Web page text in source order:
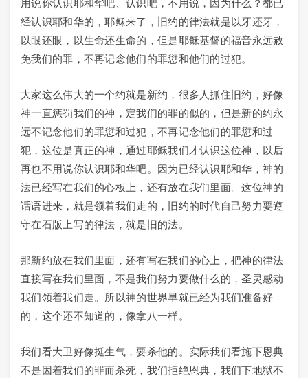
用说你认识耶和华吧、认识吧，不用说，因为什么？都已
经认识耶和华的，耶稣来了，旧约的律法就是以牙还牙，
以眼还眼，以生命还生命的，但是耶稣基督的福音永远赦
免我们的罪，不再记念他们的罪愆和他们的过犯。
大家这么伟大的一个约就是新约，很多人抓住旧约，好像
神一直惩罚我们的神，定我们的罪的似的，但是新的约永
远不记念他们的罪愆和过犯，不再记念他们的罪愆和过
犯，这位是真正的神，通过耶稣我们才认识这位神，以后
再也不用说你认识耶和华吧。因为已经认识耶和华，神的
法已经写在我们的心板上，还有放在我们里面。这位神的
话语进来，就是领着我们走的，旧约的时代自己努力要遵
守在石版上写的律法，就是旧的法。
那新约放在我们里面，还有写在我们的心上，把神的律法
直接写在我们里面，不是我们努力要做什么的，圣灵感动
我们领着我们走。所以神的世界早就已经为我们准备好
的，这个还不知道的，像拿八一样。
我们看大卫好像挺生气，要杀他的。实际我们看施下恩典
不是因着我们的罪而杀死，我们拒绝恩典，我们下地狱不